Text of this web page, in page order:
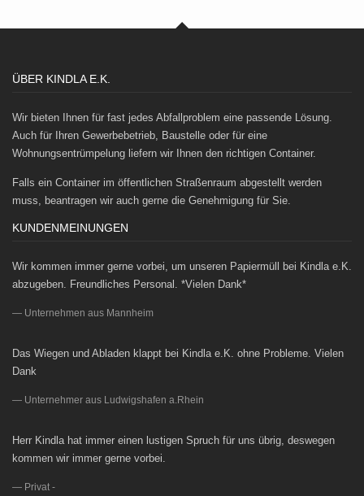
ÜBER KINDLA E.K.
Wir bieten Ihnen für fast jedes Abfallproblem eine passende Lösung.
Auch für Ihren Gewerbebetrieb, Baustelle oder für eine
Wohnungsentrümpelung liefern wir Ihnen den richtigen Container.
Falls ein Container im öffentlichen Straßenraum abgestellt werden
muss, beantragen wir auch gerne die Genehmigung für Sie.
KUNDENMEINUNGEN
Wir kommen immer gerne vorbei, um unseren Papiermüll bei Kindla e.K.
abzugeben. Freundliches Personal. *Vielen Dank*
Unternehmen aus Mannheim
Das Wiegen und Abladen klappt bei Kindla e.K. ohne Probleme. Vielen
Dank
Unternehmer aus Ludwigshafen a.Rhein
Herr Kindla hat immer einen lustigen Spruch für uns übrig, deswegen
kommen wir immer gerne vorbei.
Privat -